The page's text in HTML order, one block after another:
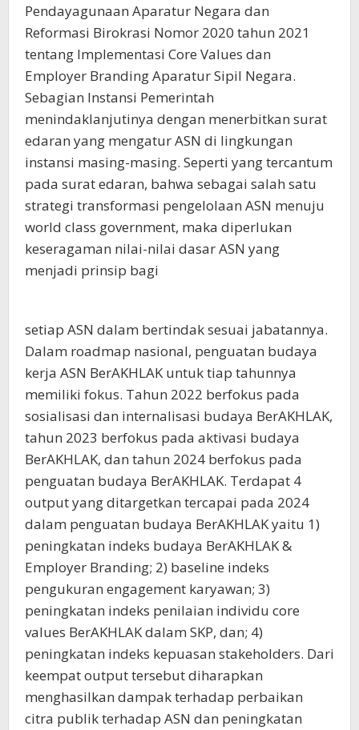
Pendayagunaan Aparatur Negara dan
Reformasi Birokrasi Nomor 2020 tahun 2021
tentang Implementasi Core Values dan
Employer Branding Aparatur Sipil Negara.
Sebagian Instansi Pemerintah
menindaklanjutinya dengan menerbitkan surat
edaran yang mengatur ASN di lingkungan
instansi masing-masing. Seperti yang tercantum
pada surat edaran, bahwa sebagai salah satu
strategi transformasi pengelolaan ASN menuju
world class government, maka diperlukan
keseragaman nilai-nilai dasar ASN yang
menjadi prinsip bagi
setiap ASN dalam bertindak sesuai jabatannya.
Dalam roadmap nasional, penguatan budaya
kerja ASN BerAKHLAK untuk tiap tahunnya
memiliki fokus. Tahun 2022 berfokus pada
sosialisasi dan internalisasi budaya BerAKHLAK,
tahun 2023 berfokus pada aktivasi budaya
BerAKHLAK, dan tahun 2024 berfokus pada
penguatan budaya BerAKHLAK. Terdapat 4
output yang ditargetkan tercapai pada 2024
dalam penguatan budaya BerAKHLAK yaitu 1)
peningkatan indeks budaya BerAKHLAK &
Employer Branding; 2) baseline indeks
pengukuran engagement karyawan; 3)
peningkatan indeks penilaian individu core
values BerAKHLAK dalam SKP, dan; 4)
peningkatan indeks kepuasan stakeholders. Dari
keempat output tersebut diharapkan
menghasilkan dampak terhadap perbaikan
citra publik terhadap ASN dan peningkatan